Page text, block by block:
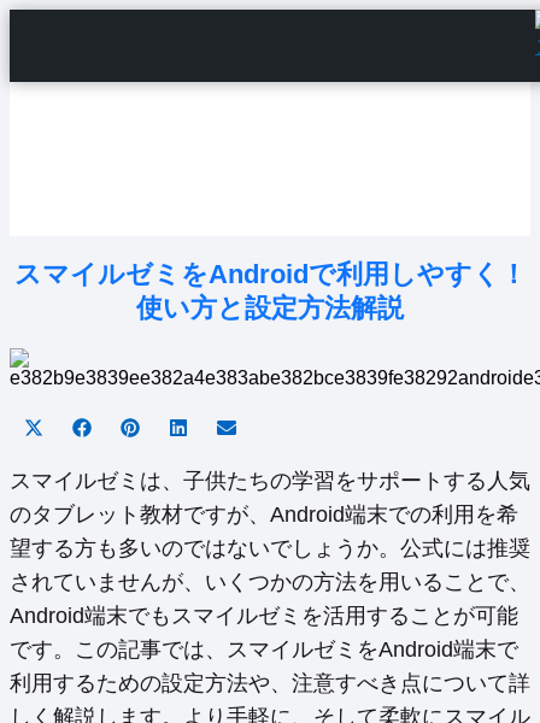
スマイルゼミをAndroidで利用しやすく！
使い方と設定方法解説
Share
X
(Twitter)
Share
Facebook
Share
Pinterest
Share
LinkedInEmail
スマイルゼミは、子供たちの学習をサポートする人気
のタブレット教材ですが、Android端末での利用を希
望する方も多いのではないでしょうか。公式には推奨
されていませんが、いくつかの方法を用いることで、
Android端末でもスマイルゼミを活用することが可能
です。この記事では、スマイルゼミをAndroid端末で
利用するための設定方法や、注意すべき点について詳
しく解説します。より手軽に、そして柔軟にスマイル